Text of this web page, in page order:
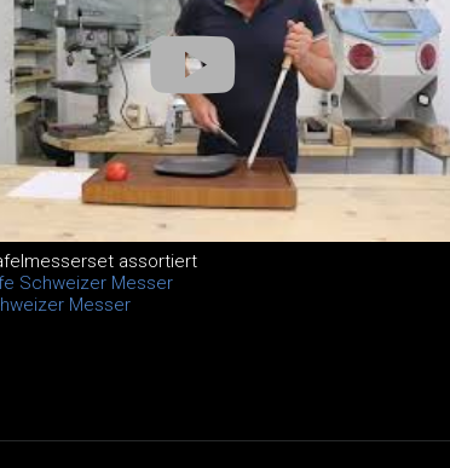
assortiert
Schweizer Messer
Messer